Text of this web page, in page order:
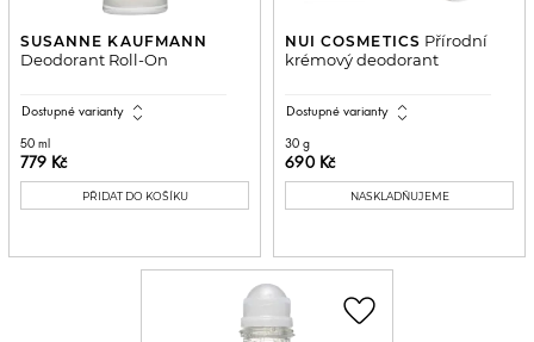
SUSANNE KAUFMANN
Deodorant Roll-On
Dostupné varianty expand_all
50 ml
779 Kč
PŘIDAT DO KOŠÍKU
NUI COSMETICS Přírodní
krémový deodorant
Dostupné varianty expand_all
30 g
690 Kč
NASKLADŇUJEME
favorite_border